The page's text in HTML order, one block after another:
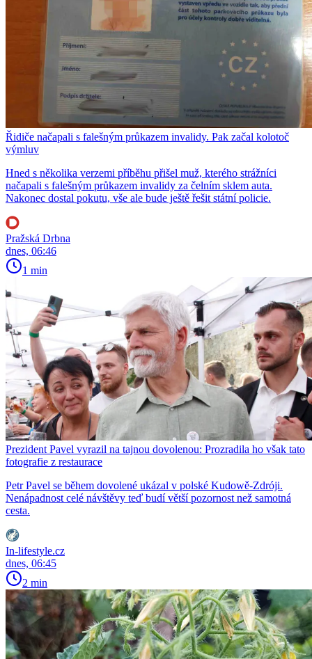
Řidiče načapali s falešným průkazem invalidy. Pak začal kolotoč
výmluv
Hned s několika verzemi příběhu přišel muž, kterého strážníci
načapali s falešným průkazem invalidy za čelním sklem auta.
Nakonec dostal pokutu, vše ale bude ještě řešit státní policie.
Pražská Drbna
dnes, 06:46
1 min
Prezident Pavel vyrazil na tajnou dovolenou: Prozradila ho však tato
fotografie z restaurace
Petr Pavel se během dovolené ukázal v polské Kudowě-Zdróji.
Nenápadnost celé návštěvy teď budí větší pozornost než samotná
cesta.
In-lifestyle.cz
dnes, 06:45
2 min